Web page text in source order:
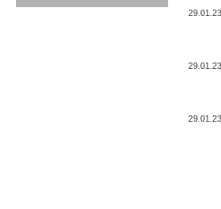
29.01.23
29.01.23
29.01.23